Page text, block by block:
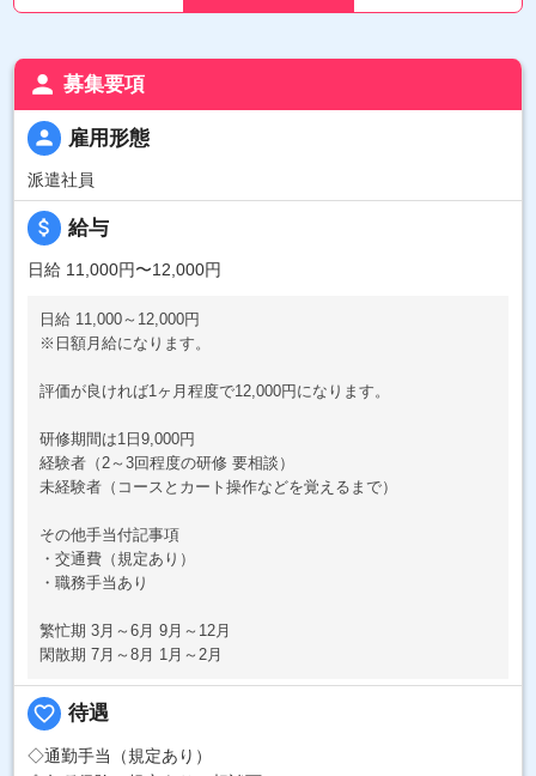
person 募集要項
person 雇用形態
派遣社員
attach_money 給与
日給 11,000円〜12,000円
日給 11,000～12,000円
※日額月給になります。
評価が良ければ1ヶ月程度で12,000円になります。
研修期間は1日9,000円
経験者（2～3回程度の研修 要相談）
未経験者（コースとカート操作などを覚えるまで）
その他手当付記事項
・交通費（規定あり）
・職務手当あり
繁忙期 3月～6月 9月～12月
閑散期 7月～8月 1月～2月
favorite_border 待遇
◇通勤手当（規定あり）